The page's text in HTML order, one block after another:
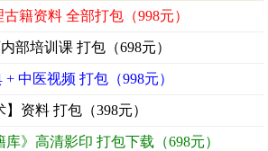
籍资料 全部打包（998元）
部培训课 打包（698元）
+ 中医视频 打包（998元）
资料 打包（398元）
》高清影印 打包下载（698元）